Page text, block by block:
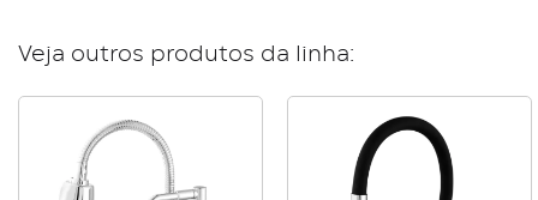
Veja outros produtos da linha: